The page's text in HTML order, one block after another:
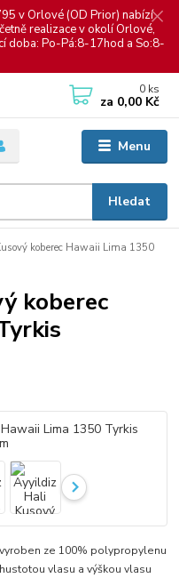
v Orlové (OD Prior) nabízí
realizace v okolí Orlové,
doba: Po-Pá:8-17hod a So:8-
Menu
Hledat
0 ks
za 0,00 Kč
koberec Hawaii Lima 1350
koberec
ze 100% polypropylenu
vlasu a výškou vlasu